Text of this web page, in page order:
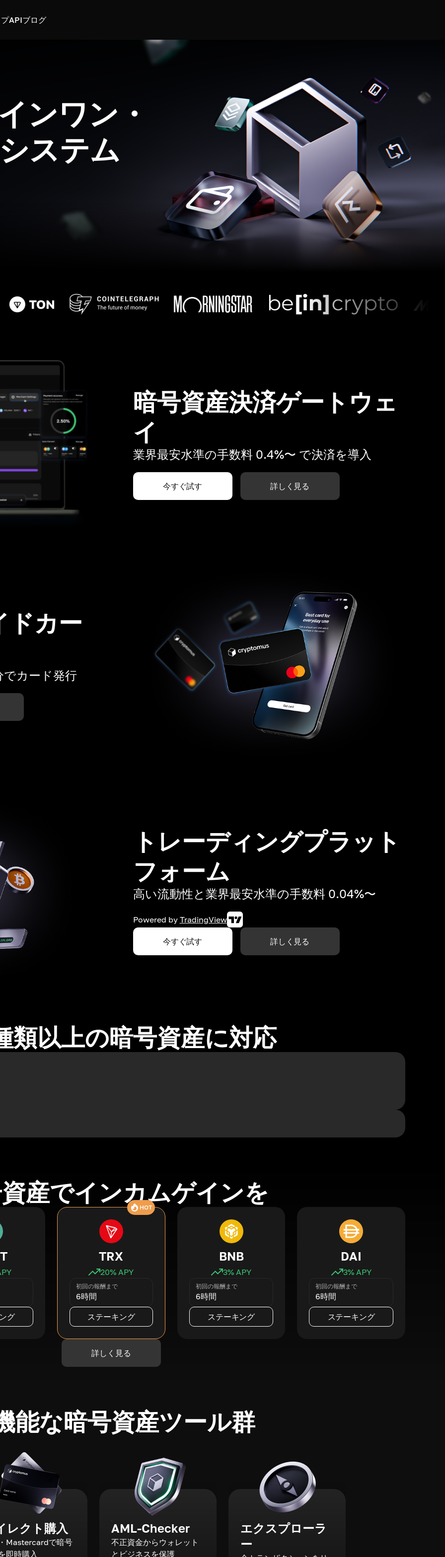
APIブログ
ンワン・
ステム
暗号資産決済ゲートウェ
イ
業界最安水準の手数料 0.4%〜 で決済を導入
今すぐ試す 詳しく見る
ドカー
でカード発行
トレーディングプラット
フォーム
高い流動性と業界最安水準の手数料 0.04%〜
Powered by TradingView
今すぐ試す 詳しく見る
類以上の暗号資産に対応
産でインカムゲインを
グ
HOT
TRX
20% APY
初回の報酬まで
6時間
ステーキング
BNB
3% APY
初回の報酬まで
6時間
ステーキング
DAI
3% APY
初回の報酬まで
6時間
ステーキング
詳しく見る
能な暗号資産ツール群
レクト購入
Mastercardで暗号
即時購入
AML-Checker
不正資金からウォレット
とビジネスを保護
エクスプローラ
ー